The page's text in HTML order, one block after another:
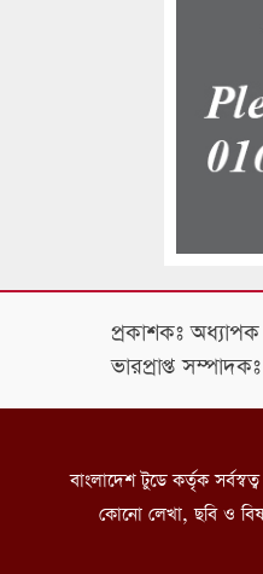
প্রকাশকঃ
ভারপ্রাপ্ত
বাংলাদেশ টুডে কর্তৃক
কোনো লেখা, ছবি ও